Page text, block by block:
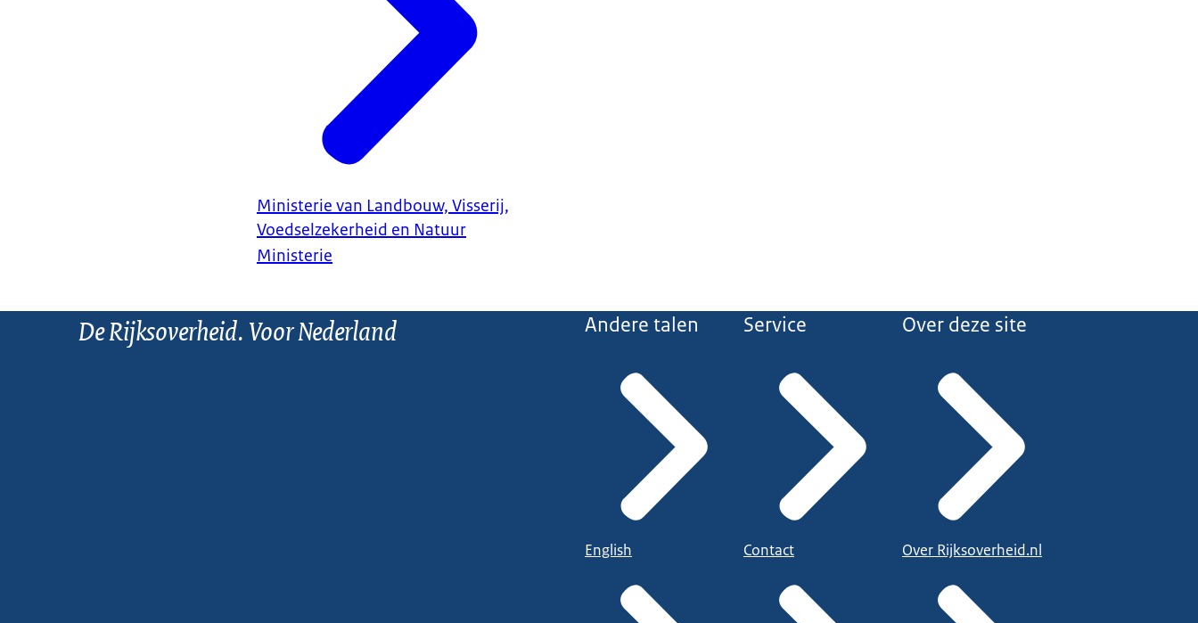
Ministerie van Landbouw, Visserij,
Voedselzekerheid en Natuur
Ministerie
De Rijksoverheid. Voor Nederland Andere talen
English
Service
Contact
Over deze site
Over Rijksoverheid.nl